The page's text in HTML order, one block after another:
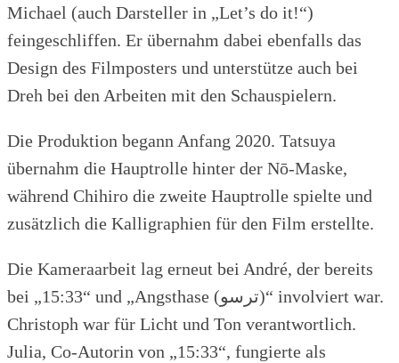
Michael (auch Darsteller in „Let’s do it!“)
feingeschliffen. Er übernahm dabei ebenfalls das
Design des Filmposters und unterstütze auch bei
Dreh bei den Arbeiten mit den Schauspielern.
Die Produktion begann Anfang 2020. Tatsuya
übernahm die Hauptrolle hinter der Nō-Maske,
während Chihiro die zweite Hauptrolle spielte und
zusätzlich die Kalligraphien für den Film erstellte.
Die Kameraarbeit lag erneut bei André, der bereits
bei „15:33“ und „Angsthase (ترسو)“ involviert war.
Christoph war für Licht und Ton verantwortlich.
Julia, Co-Autorin von „15:33“, fungierte als